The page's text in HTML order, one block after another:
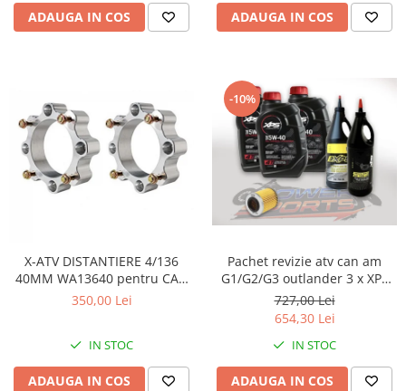
ADAUGA IN COS ADAUGA IN COS
X-ATV DISTANTIERE 4/136
40MM WA13640 pentru CAN
AM
350,00 Lei
IN STOC
ADAUGA IN COS
-10%
Pachet revizie atv can am
G1/G2/G3 outlander 3 x XPS
can am ulei 5w40 BRP, ULEI
GRUP FATA XPS 75W90, ULEI
75W140.FILTRU ULEI ORIGINAL
CAN AM
727,00 Lei
654,30 Lei
IN STOC
ADAUGA IN COS